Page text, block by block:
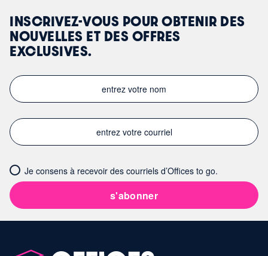
INSCRIVEZ-VOUS POUR OBTENIR DES
NOUVELLES ET DES OFFRES
EXCLUSIVES.
Je consens à recevoir des courriels d’Offices to go.
s'abonner